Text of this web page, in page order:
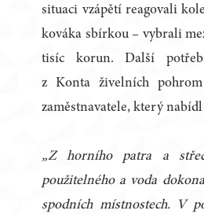
situaci vzápětí reagovali
kováka sbírkou – vybrali
tisíc korun. Další
z Konta živelních
zaměstnavatele, který
„Z horního patra a
použitelného a voda
spodních místnostech. V